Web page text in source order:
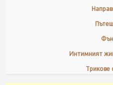
Интимният
Трикове